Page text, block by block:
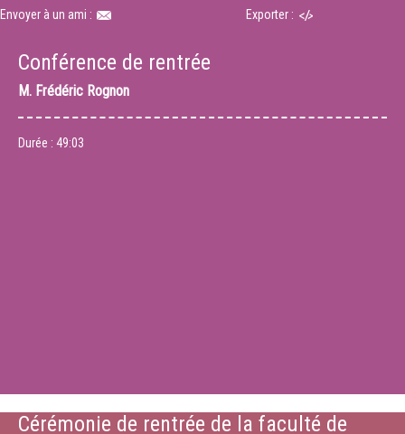
Envoyer à un ami : Exporter :
Conférence de rentrée
M. Frédéric Rognon
Durée : 49:03
Cérémonie de rentrée de la faculté de